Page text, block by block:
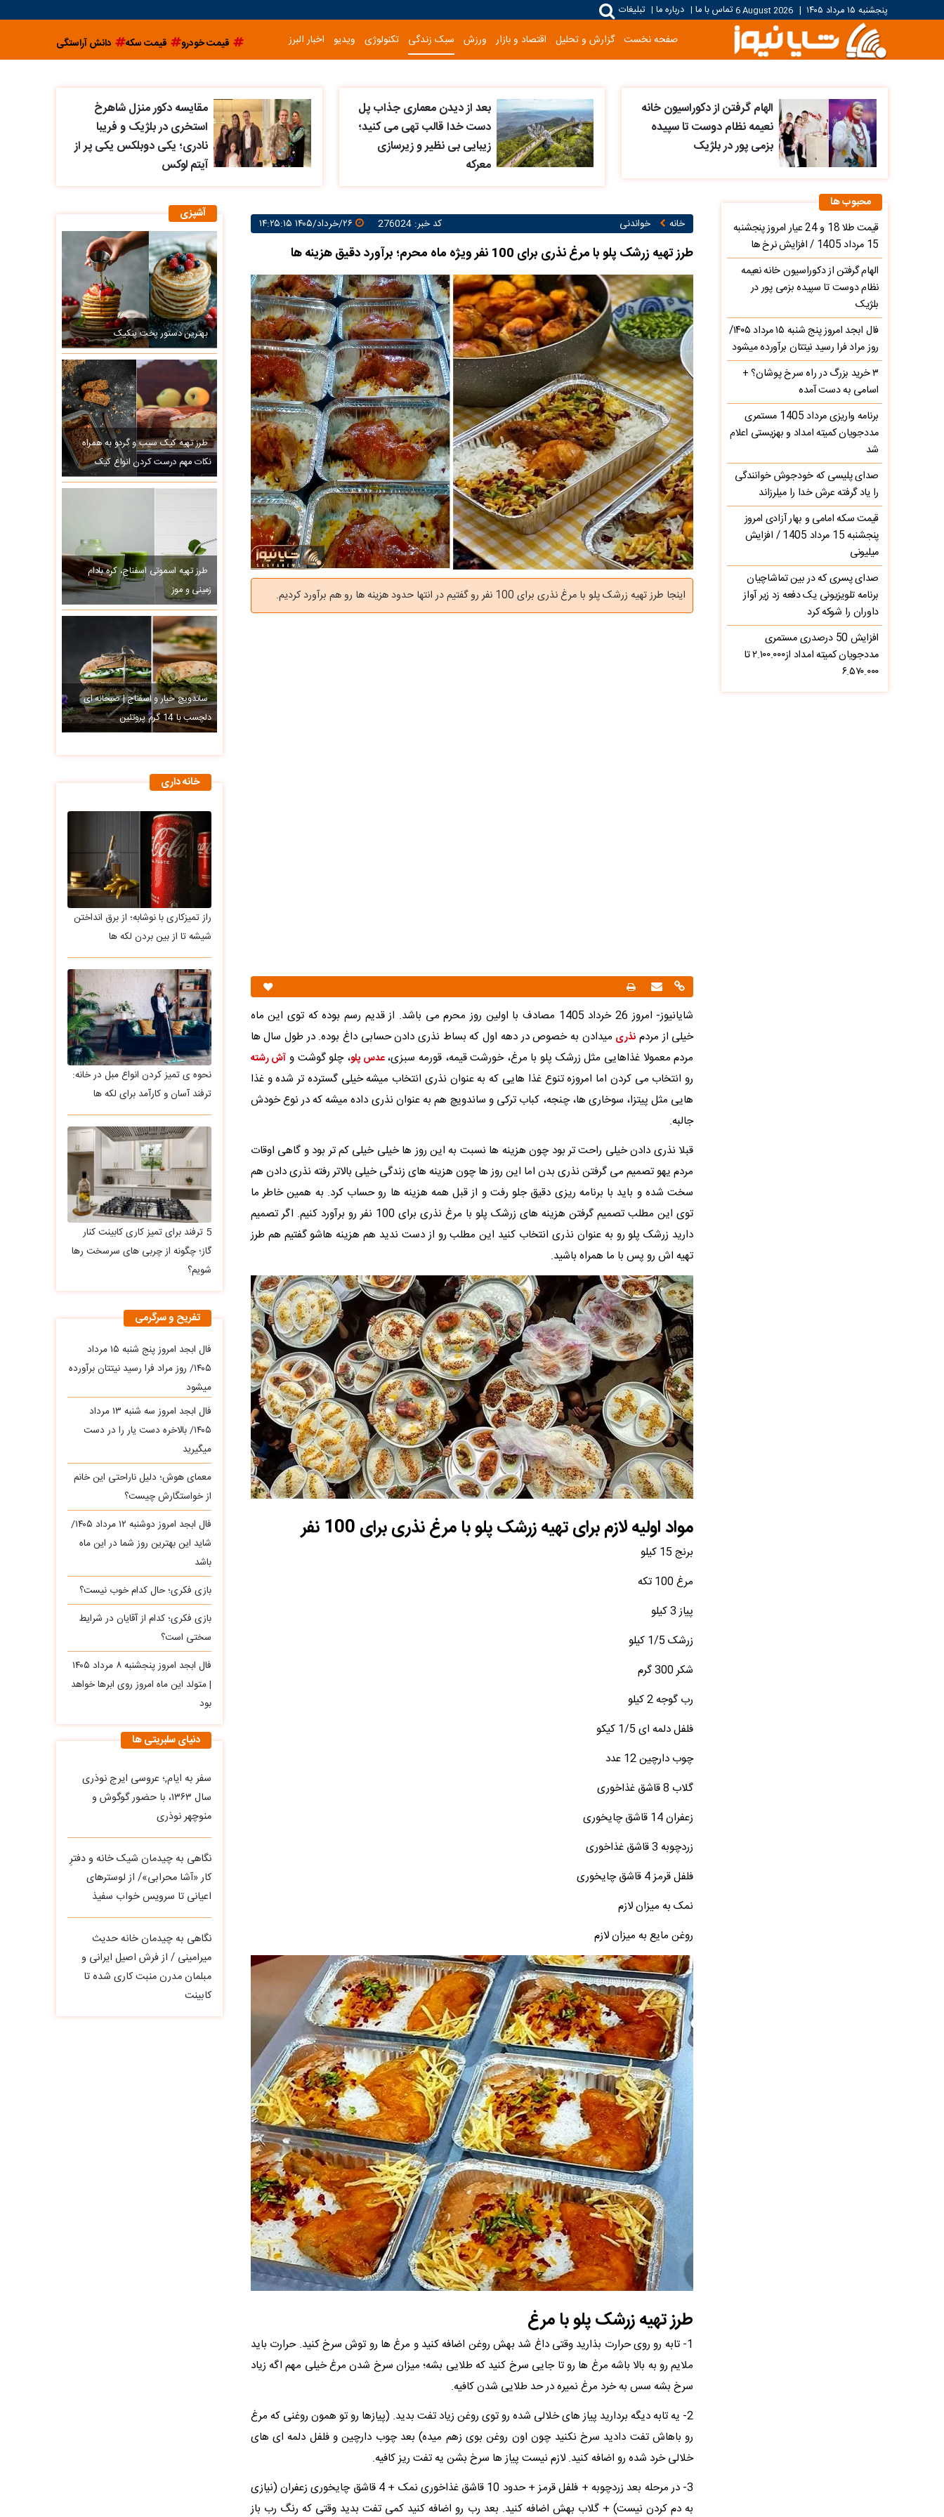
پنجشنبه ۱۵ مرداد ۱۴۰۵ |
6 August 2026تماس با ما | درباره ما | تبلیغات
صفحه نخست گزارش و تحلیل اقتصاد و بازار ورزش سبک زندگی تکنولوژی ویدیو اخبار البرز قیمت خودرو قیمت سکه دانش آراستگی
الهام گرفتن از دکوراسیون خانه
نعیمه نظام دوست تا سپیده
بزمی پور در بلژیک
بعد از دیدن معماری جذاب پل
دست خدا قالب تهی می کنید؛
زیبایی بی نظیر و زیرسازی
معرکه
مقایسه دکور منزل شاهرخ
استخری در بلژیک و فریبا
نادری؛ یکی دوبلکس یکی پر از
آیتم لوکس
خانه خواندنی کد خبر: 276024
طرز تهیه زرشک پلو با مرغ نذری برای 100 نفر ویژه ماه محرم؛ برآورد دقیق هزینه ها
اینجا طرز تهیه زرشک پلو با مرغ نذری برای 100 نفر رو گفتیم در انتها حدود هزینه ها رو هم برآورد کردیم.
شایانیوز- امروز 26 خرداد 1405 مصادف با اولین روز محرم می باشد. از قدیم رسم بوده که توی این ماه
خیلی از مردم نذری میدادن به خصوص در دهه اول که بساط نذری دادن حسابی داغ بوده. در طول سال ها
مردم معمولا غذاهایی مثل زرشک پلو با مرغ، خورشت قیمه، قورمه سبزی،عدس پلو، چلو گوشت و آش رشته
رو انتخاب می کردن اما امروزه تنوع غذا هایی که به عنوان نذری انتخاب میشه خیلی گسترده تر شده و غذا
هایی مثل پیتزا، سوخاری ها، چنجه، کباب ترکی و ساندویچ هم به عنوان نذری داده میشه که در نوع خودش
جالبه.
قبلا نذری دادن خیلی راحت تر بود چون هزینه ها نسبت به این روز ها خیلی خیلی کم تر بود و گاهی اوقات
مردم یهو تصمیم می گرفتن نذری بدن اما این روز ها چون هزینه های زندگی خیلی بالاتر رفته نذری دادن هم
سخت شده و باید با برنامه ریزی دقیق جلو رفت و از قبل همه هزینه ها رو حساب کرد. به همین خاطر ما
توی این مطلب تصمیم گرفتن هزینه های زرشک پلو با مرغ نذری برای 100 نفر رو برآورد کنیم. اگر تصمیم
دارید زرشک پلو رو به عنوان نذری انتخاب کنید این مطلب رو از دست ندید هم هزینه هاشو گفتیم هم طرز
تهیه اش رو پس با ما همراه باشید.
مواد اولیه لازم برای تهیه زرشک پلو با مرغ نذری برای 100 نفر
برنج 15 کیلو
مرغ 100 تکه
پیاز 3 کیلو
زرشک 1/5 کیلو
شکر 300 گرم
رب گوجه 2 کیلو
فلفل دلمه ای 1/5 کیکو
چوب دارچین 12 عدد
گلاب 8 قاشق غذاخوری
زعفران 14 قاشق چایخوری
زردچوبه 3 قاشق غذاخوری
فلفل قرمز 4 قاشق چایخوری
نمک به میزان لازم
روغن مایع به میزان لازم
طرز تهیه زرشک پلو با مرغ
1- تابه رو روی حرارت بذارید وقتی داغ شد بهش روغن اضافه کنید و مرغ ها رو توش سرخ کنید. حرارت باید
ملایم رو به بالا باشه مرغ ها رو تا جایی سرخ کنید که طلایی بشه؛ میزان سرخ شدن مرغ خیلی مهم اگه زیاد
سرخ بشه سس به خرد مرغ نمیره در حد طلایی شدن کافیه.
2- یه تابه دیگه بردارید پیاز های خلالی شده رو توی روغن زیاد تفت بدید. (پیازها رو تو همون روغنی که مرغ
رو باهاش تفت دادید سرخ نکنید چون اون روغن بوی زهم میده) بعد چوب دارچین و فلفل دلمه ای های
خلالی خرد شده رو اضافه کنید. لازم نیست پیاز ها سرخ بشن یه تفت ریز کافیه.
3- در مرحله بعد زردچوبه + فلفل قرمز + حدود 10 قاشق غذاخوری نمک + 4 قاشق چایخوری زعفران (نیازی
به دم کردن نیست) + گلاب بهش اضافه کنید. بعد رب رو اضافه کنید کمی تفت بدید وقتی که رنگ رب باز
آشپزی
بهترین دستور پخت پنکیک
طرز تهیه کیک سیب و گردو به همراه
نکات مهم درست کردن انواع کیک
طرز تهیه اسموتی اسفناج، کره بادام
زمینی و موز
ساندویچ خیار و اسفناج | صبحانه ای
دلچسب با 14 گرم پروتئین
خانه داری
راز تمیزکاری با نوشابه؛ از برق انداختن
شیشه تا از بین بردن لکه ها
نحوه ی تمیز کردن انواع مبل در خانه:
ترفند آسان و کارآمد برای لکه ها
5 ترفند برای تمیز کاری کابینت کنار
گاز؛ چگونه از چربی های سرسخت رها
شویم؟
تفریح و سرگرمی
فال ابجد امروز پنج شنبه ۱۵ مرداد
۱۴۰۵/ روز مراد فرا رسید نیتتان برآورده
میشود
فال ابجد امروز سه‌ شنبه ۱۳ مرداد
۱۴۰۵/ بالاخره دست یار را در دست
میگیرید
معمای هوش؛ دلیل ناراحتی این خانم
از خواستگارش چیست؟
فال ابجد امروز دوشنبه ۱۲ مرداد ۱۴۰۵/
شاید این بهترین روز شما در این ماه
باشد
بازی فکری؛ حال کدام خوب نیست؟
بازی فکری؛ کدام از آقایان در شرایط
سختی است؟
فال ابجد امروز پنجشنبه ۸ مرداد ۱۴۰۵
| متولد این ماه امروز روی ابرها خواهد
بود
دنیای سلبریتی ها
سفر به ایام,؛ عروسی ایرج نوذری
سال ۱۳۶۳، با حضور گوگوش و
منوچهر نوذری
نگاهی به چیدمان شیک خانه و دفترِ
کار «آشا محرابی»/ از لوسترهای
اعیانی تا سرویس خواب سفیذ
نگاهی به چیدمان خانه حدیث
میرامینی / از فرش اصیل ایرانی و
مبلمان مدرن منبت‌ کاری‌ شده تا
کابینت
محبوب ها
قیمت طلا 18 و 24 عیار امروز پنجشنبه
15 مرداد 1405 / افزایش نرخ ها
الهام گرفتن از دکوراسیون خانه نعیمه
نظام دوست تا سپیده بزمی پور در
بلژیک
فال ابجد امروز پنج شنبه ۱۵ مرداد ۱۴۰۵/
روز مراد فرا رسید نیتتان برآورده میشود
۳ خرید بزرگ در راه سرخ‌ پوشان؟ +
اسامی به دست آمده
برنامه واریزی مرداد 1405 مستمری
مددجویان کمیته امداد و بهزیستی اعلام
شد
صدای پلیسی که خودجوش خوانندگی
را یاد گرفته عرش خدا را میلرزاند
قیمت سکه امامی و بهار آزادی امروز
پنجشنبه 15 مرداد 1405 / افزایش
میلیونی
صدای پسری که در بین تماشاچیان
برنامه تلویزیونی یک دفعه زد زیر آواز
داوران را شوکه کرد
افزایش 50 درصدری مستمری
مددجویان کمیته امداد از۲.۱۰۰.۰۰۰ تا
۶.۵۷۰.۰۰۰